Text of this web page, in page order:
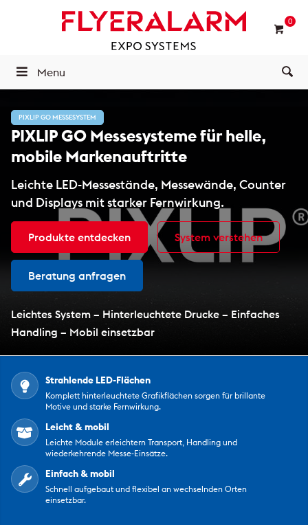
0
Menu
PIXLIP GO MESSESYSTEM
PIXLIP GO Messesysteme für helle,
mobile Markenauftritte
Leichte LED-Messestände, Messewände, Counter
und Displays mit starker Fernwirkung.
Produkte entdecken System verstehen
Beratung anfragen
Leichtes System – Hinterleuchtete Drucke – Einfaches
Handling – Mobil einsetzbar
 Strahlende LED-Flächen
Komplett hinterleuchtete Grafikflächen sorgen für brillante
Motive und starke Fernwirkung.
 Leicht & mobil
Leichte Module erleichtern Transport, Handling und
wiederkehrende Messe-Einsätze.
 Einfach & mobil
Schnell aufgebaut und flexibel an wechselnden Orten
einsetzbar.